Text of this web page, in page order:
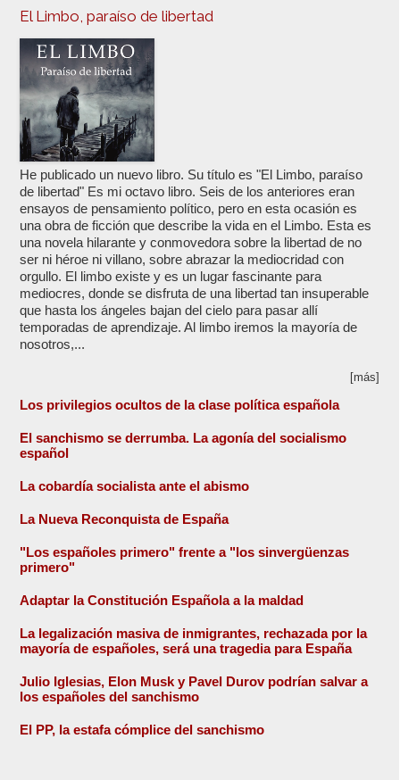
El Limbo, paraíso de libertad
He publicado un nuevo libro. Su título es "El Limbo, paraíso
de libertad" Es mi octavo libro. Seis de los anteriores eran
ensayos de pensamiento político, pero en esta ocasión es
una obra de ficción que describe la vida en el Limbo. Esta es
una novela hilarante y conmovedora sobre la libertad de no
ser ni héroe ni villano, sobre abrazar la mediocridad con
orgullo. El limbo existe y es un lugar fascinante para
mediocres, donde se disfruta de una libertad tan insuperable
que hasta los ángeles bajan del cielo para pasar allí
temporadas de aprendizaje. Al limbo iremos la mayoría de
nosotros,...
[más]
Los privilegios ocultos de la clase política española
El sanchismo se derrumba. La agonía del socialismo
español
La cobardía socialista ante el abismo
La Nueva Reconquista de España
"Los españoles primero" frente a "los sinvergüenzas
primero"
Adaptar la Constitución Española a la maldad
La legalización masiva de inmigrantes, rechazada por la
mayoría de españoles, será una tragedia para España
Julio Iglesias, Elon Musk y Pavel Durov podrían salvar a
los españoles del sanchismo
El PP, la estafa cómplice del sanchismo